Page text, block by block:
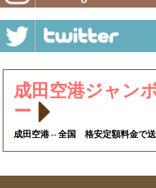
成田空港ジャン
ー
成田空港⇔全国 格安定額料金で送